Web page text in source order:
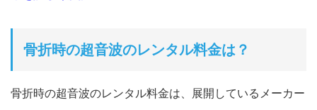
骨折時の超音波のレンタル料金は？
骨折時の超音波のレンタル料金は、
展開しているメーカー